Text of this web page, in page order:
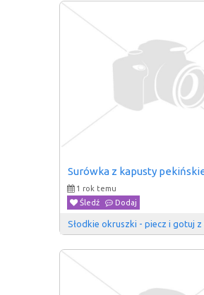
Surówka z kapusty
1 rok temu
Śledź
Dodaj
Słodkie okruszki - piecz i gotuj z